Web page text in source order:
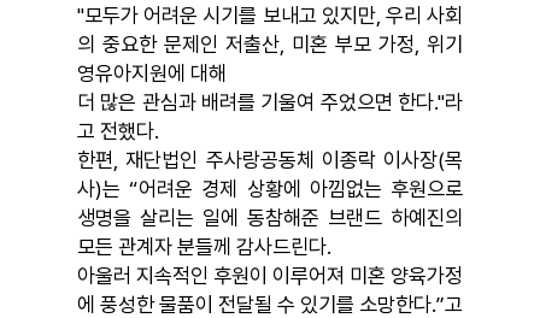
"모두가 어려운 시기를 보내고 있지만, 우리 사회
의 중요한 문제인 저출산, 미혼 부모 가정, 위기
영유아지원에 대해
더 많은 관심과 배려를 기울여 주었으면 한다."라
고 전했다.
한편, 재단법인 주사랑공동체 이종락 이사장(목
사)는 “어려운 경제 상황에 아낌없는 후원으로
생명을 살리는 일에 동참해준 브랜드 하예진의
모든 관계자 분들께 감사드린다.
아울러 지속적인 후원이 이루어져 미혼 양육가정
에 풍성한 물품이 전달될 수 있기를 소망한다.”고